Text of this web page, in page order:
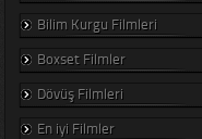
Bilim Kurgu Filmleri
Boxset Filmler
Dövüş Filmleri
En iyi Filmler